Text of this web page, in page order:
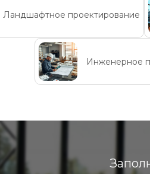
Ландшафтное проектирование
Инженерное